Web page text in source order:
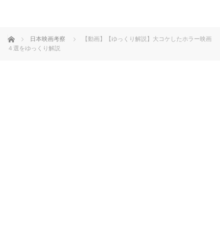
ホーム 日本映画考察
【動画】【ゆっくり解説】大コケしたホラー映画
４選をゆっくり解説